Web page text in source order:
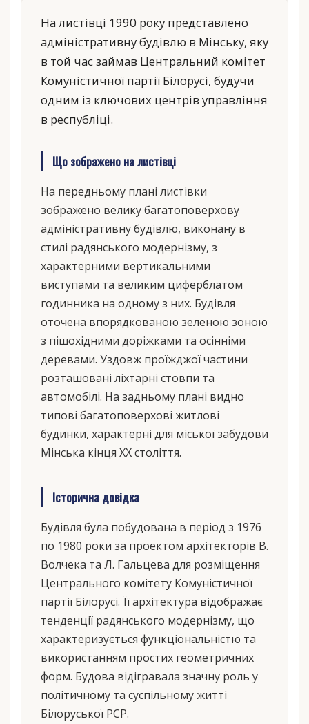
На листівці 1990 року представлено
адміністративну будівлю в Мінську, яку
в той час займав Центральний комітет
Комуністичної партії Білорусі, будучи
одним із ключових центрів управління
в республіці.
Що зображено на листівці
На передньому плані листівки
зображено велику багатоповерхову
адміністративну будівлю, виконану в
стилі радянського модернізму, з
характерними вертикальними
виступами та великим циферблатом
годинника на одному з них. Будівля
оточена впорядкованою зеленою зоною
з пішохідними доріжками та осінніми
деревами. Уздовж проїжджої частини
розташовані ліхтарні стовпи та
автомобілі. На задньому плані видно
типові багатоповерхові житлові
будинки, характерні для міської забудови
Мінська кінця XX століття.
Історична довідка
Будівля була побудована в період з 1976
по 1980 роки за проектом архітекторів В.
Волчека та Л. Гальцева для розміщення
Центрального комітету Комуністичної
партії Білорусі. Її архітектура відображає
тенденції радянського модернізму, що
характеризується функціональністю та
використанням простих геометричних
форм. Будова відігравала значну роль у
політичному та суспільному житті
Білоруської РСР.